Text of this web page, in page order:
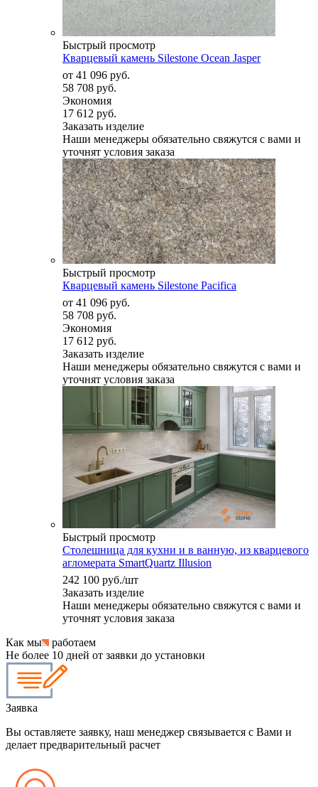
Быстрый просмотр
Кварцевый камень Silestone Ocean Jasper
от 41 096 руб.
58 708 руб.
Экономия
17 612 руб.
Заказать изделие
Наши менеджеры обязательно свяжутся с вами и
уточнят условия заказа
Быстрый просмотр
Кварцевый камень Silestone Pacifica
от 41 096 руб.
58 708 руб.
Экономия
17 612 руб.
Заказать изделие
Наши менеджеры обязательно свяжутся с вами и
уточнят условия заказа
Быстрый просмотр
Столешница для кухни и в ванную, из кварцевого
агломерата SmartQuartz Illusion
242 100 руб./шт
Заказать изделие
Наши менеджеры обязательно свяжутся с вами и
уточнят условия заказа
Как мы
работаем
Не более 10 дней от заявки до установки
Заявка
Вы оставляете заявку, наш менеджер связывается с Вами и
делает предварительный расчет